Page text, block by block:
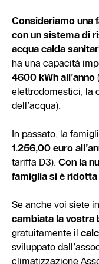
Consideriamo una
con un sistema di
acqua calda
ha una capacità
4600 kWh all’anno
elettrodomestici, la
dell’acqua).
In passato, la
1.256,00 euro
tariffa D3). Con la
famiglia si è ridotta
Se anche voi siete
cambiata la vostra
gratuitamente il
sviluppato
climatizzazione